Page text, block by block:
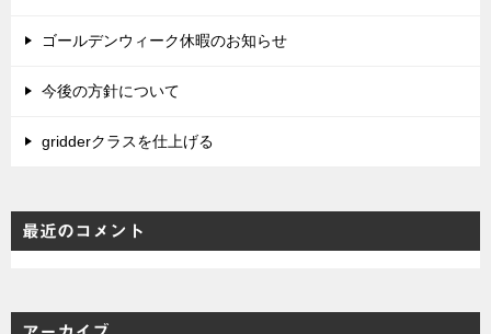
ゴールデンウィーク休暇のお知らせ
今後の方針について
gridderクラスを仕上げる
最近のコメント